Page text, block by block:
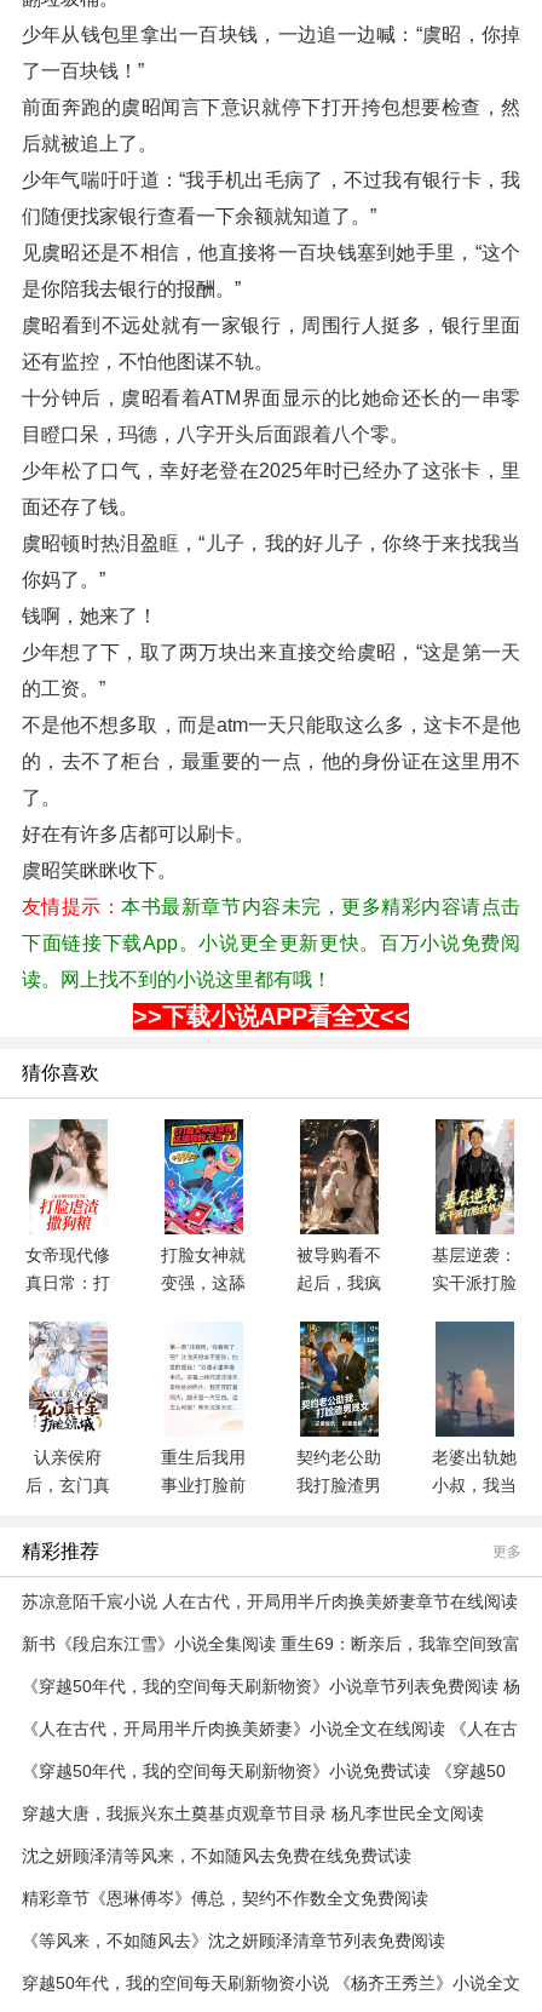
少年从钱包里拿出一百块钱，一边追一边喊：“虞昭，你掉
了一百块钱！”
前面奔跑的虞昭闻言下意识就停下打开挎包想要检查，然
后就被追上了。
少年气喘吁吁道：“我手机出毛病了，不过我有银行卡，我
们随便找家银行查看一下余额就知道了。”
见虞昭还是不相信，他直接将一百块钱塞到她手里，“这个
是你陪我去银行的报酬。”
虞昭看到不远处就有一家银行，周围行人挺多，银行里面
还有监控，不怕他图谋不轨。
十分钟后，虞昭看着ATM界面显示的比她命还长的一串零
目瞪口呆，玛德，八字开头后面跟着八个零。
少年松了口气，幸好老登在2025年时已经办了这张卡，里
面还存了钱。
虞昭顿时热泪盈眶，“儿子，我的好儿子，你终于来找我当
你妈了。”
钱啊，她来了！
少年想了下，取了两万块出来直接交给虞昭，“这是第一天
的工资。”
不是他不想多取，而是atm一天只能取这么多，这卡不是他
的，去不了柜台，最重要的一点，他的身份证在这里用不
了。
好在有许多店都可以刷卡。
虞昭笑眯眯收下。
友情提示：本书最新章节内容未完，更多精彩内容请点击
下面链接下载App。小说更全更新更快。百万小说免费阅
读。网上找不到的小说这里都有哦！
>>下载小说APP看全文<<
猜你喜欢
女帝现代修
真日常：打
粮
打脸女神就
变强，这舔
被导购看不
起后，我疯
基层逆袭：
实干派打脸
认亲侯府
后，玄门真
京城
重生后我用
事业打脸前
契约老公助
我打脸渣男
老婆出轨她
小叔，我当
精彩推荐 更多
苏凉意陌千宸小说 人在古代，开局用半斤肉换美娇妻章节在线阅读
新书《段启东江雪》小说全集阅读 重生69：断亲后，我靠空间致富
《穿越50年代，我的空间每天刷新物资》小说章节列表免费阅读 杨
《人在古代，开局用半斤肉换美娇妻》小说全文在线阅读 《人在古
《穿越50年代，我的空间每天刷新物资》小说免费试读 《穿越50
穿越大唐，我振兴东土奠基贞观章节目录 杨凡李世民全文阅读
沈之妍顾泽清等风来，不如随风去免费在线免费试读
精彩章节《恩琳傅岑》傅总，契约不作数全文免费阅读
《等风来，不如随风去》沈之妍顾泽清章节列表免费阅读
穿越50年代，我的空间每天刷新物资小说 《杨齐王秀兰》小说全文